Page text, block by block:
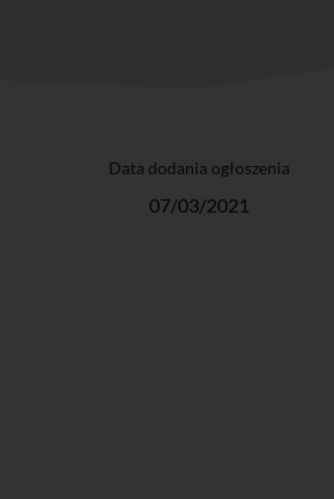
Data dodania ogłoszenia
07/03/2021